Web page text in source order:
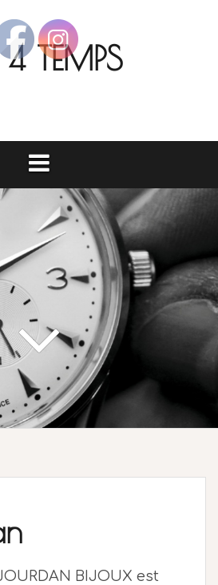
4 TEMPS
BIJOUX est